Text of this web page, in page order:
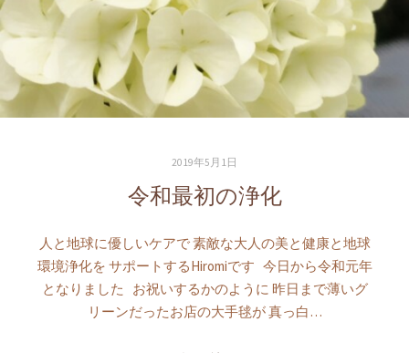
2019年5月1日
令和最初の浄化
人と地球に優しいケアで 素敵な大人の美と健康と地球
環境浄化を サポートするHiromiです 今日から令和元年
となりました お祝いするかのように 昨日まで薄いグ
リーンだったお店の大手毬が 真っ白…